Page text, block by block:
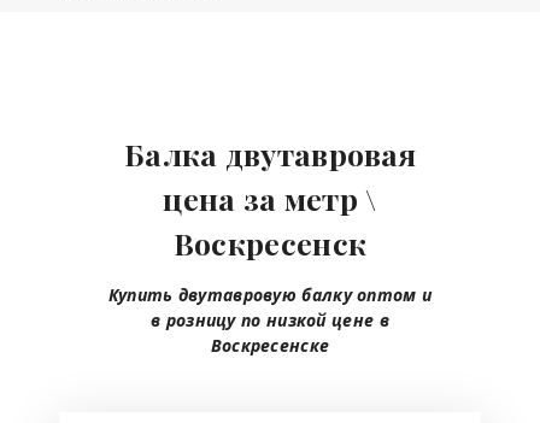
Балка двутавровая
цена за метр \
Воскресенск
Купить двутавровую балку оптом и
в розницу по низкой цене в
Воскресенске